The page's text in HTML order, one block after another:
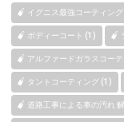
イグニス最強コーティン
ボディーコート (1)
アルファードガラスコー
タントコーティング (1)
道路工事による車の汚れ